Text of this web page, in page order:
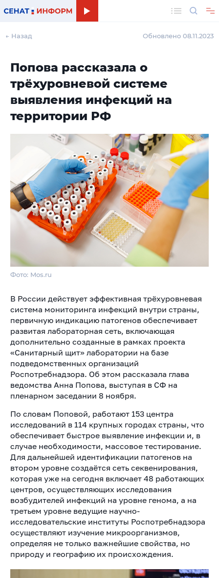
← Назад Обновлено 08.11.2023
Попова рассказала о
трёхуровневой системе
выявления инфекций на
территории РФ
Фото: Mos.ru
В России действует эффективная трёхуровневая
система мониторинга инфекций внутри страны,
первичную индикацию патогенов обеспечивает
развитая лабораторная сеть, включающая
дополнительно созданные в рамках проекта
«Санитарный щит» лаборатории на базе
подведомственных организаций
Роспотребнадзора. Об этом рассказала глава
ведомства Анна Попова, выступая в СФ на
пленарном заседании 8 ноября.
По словам Поповой, работают 153 центра
исследований в 114 крупных городах страны, что
обеспечивает быстрое выявление инфекции и, в
случае необходимости, массовое тестирование.
Для дальнейшей идентификации патогенов на
втором уровне создаётся сеть секвенирования,
которая уже на сегодня включает 48 работающих
центров, осуществляющих исследования
возбудителей инфекций на уровне генома, а на
третьем уровне ведущие научно-
исследовательские институты Роспотребнадзора
осуществляют изучение микроорганизмов,
определяя не только важнейшие свойства, но
природу и географию их происхождения.